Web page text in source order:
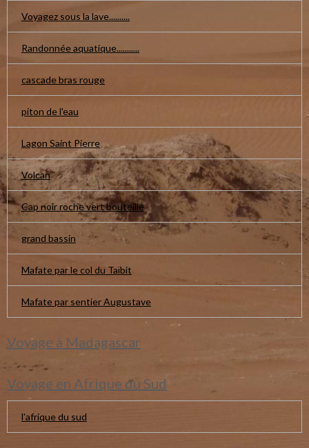
Voyagez sous la lave..........
Randonnée aquatique...........
cascade bras rouge
piton de l'eau
Lagon Saint Pierre
Volcan
Cap noir roche vert bouteille
grand bassin
Mafate par le col du Taïbit
Mafate par sentier Augustave
Voyage à Madagascar
Voyage en Afrique du Sud
l'afrique du sud